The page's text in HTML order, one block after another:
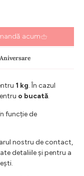
acum
1 kg. În cazul
o bucată.
funcție de
nostru de contact,
detaliile și pentru a